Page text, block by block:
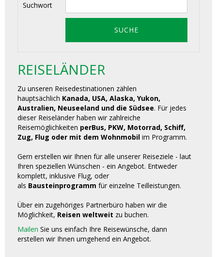
Suchwort
REISELÄNDER
Zu unseren Reisedestinationen zählen
hauptsächlich Kanada, USA, Alaska, Yukon,
Australien, Neuseeland und die Südsee. Für jedes
dieser Reiseländer haben wir zahlreiche
Reisemöglichkeiten perBus, PKW, Motorrad, Schiff,
Zug, Flug oder mit dem Wohnmobil im Programm.
Gern erstellen wir Ihnen für alle unserer Reiseziele - laut
Ihren speziellen Wünschen - ein Angebot. Entweder
komplett, inklusive Flug, oder
als Bausteinprogramm für einzelne Teilleistungen.
Über ein zugehöriges Partnerbüro haben wir die
Möglichkeit, Reisen weltweit zu buchen.
Mailen Sie uns einfach Ihre Reisewünsche, dann
erstellen wir Ihnen umgehend ein Angebot.